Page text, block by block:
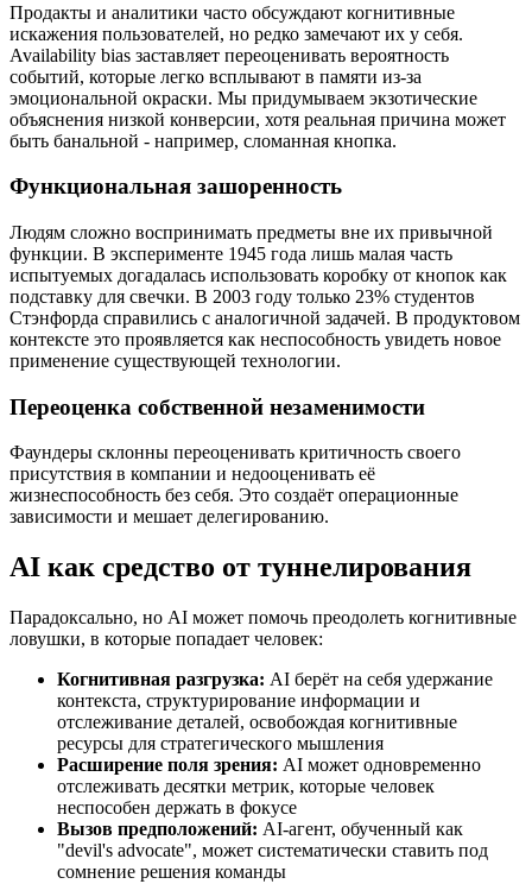
Продакты и аналитики часто обсуждают когнитивные
искажения пользователей, но редко замечают их у себя.
Availability bias заставляет переоценивать вероятность
событий, которые легко всплывают в памяти из-за
эмоциональной окраски. Мы придумываем экзотические
объяснения низкой конверсии, хотя реальная причина может
быть банальной - например, сломанная кнопка.
Функциональная зашоренность
Людям сложно воспринимать предметы вне их привычной
функции. В эксперименте 1945 года лишь малая часть
испытуемых догадалась использовать коробку от кнопок как
подставку для свечки. В 2003 году только 23% студентов
Стэнфорда справились с аналогичной задачей. В продуктовом
контексте это проявляется как неспособность увидеть новое
применение существующей технологии.
Переоценка собственной незаменимости
Фаундеры склонны переоценивать критичность своего
присутствия в компании и недооценивать её
жизнеспособность без себя. Это создаёт операционные
зависимости и мешает делегированию.
AI как средство от туннелирования
Парадоксально, но AI может помочь преодолеть когнитивные
ловушки, в которые попадает человек:
Когнитивная разгрузка: AI берёт на себя удержание
контекста, структурирование информации и
отслеживание деталей, освобождая когнитивные
ресурсы для стратегического мышления
Расширение поля зрения: AI может одновременно
отслеживать десятки метрик, которые человек
неспособен держать в фокусе
Вызов предположений: AI-агент, обученный как
"devil's advocate", может систематически ставить под
сомнение решения команды